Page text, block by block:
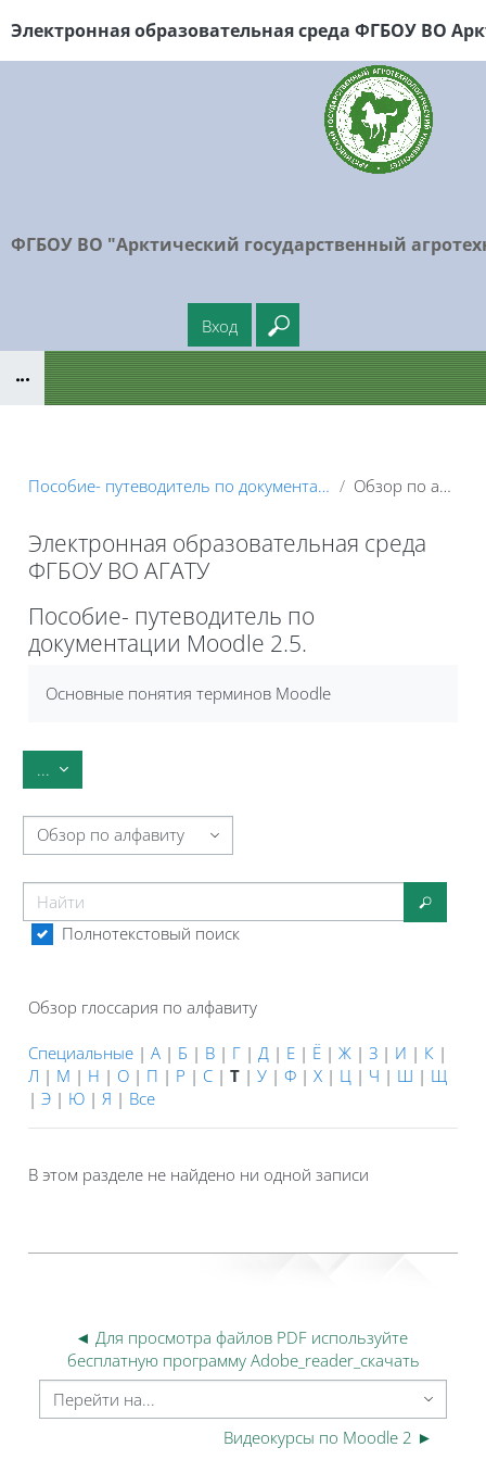
Электронная образовательная среда ФГБОУ ВО
ФГБОУ ВО "Арктический государственный
Введите ваш поисковый
Вход
Пособие- путеводитель по документации Moodle 2.5. Обзор по алфавиту
Электронная образовательная среда
ФГБОУ ВО АГАТУ
Блоки
Пособие- путеводитель по
документации Moodle 2.5.
Основные понятия терминов Moodle
... Экспорт записей
Обзор глоссария по алфавиту
Найти
Найти
Полнотекстовый поиск
Обзор глоссария по алфавиту
Специальные | А | Б | В | Г | Д | Е | Ё | Ж | З | И | К |
Л | М | Н | О | П | Р | С | Т | У | Ф | Х | Ц | Ч | Ш | Щ
| Э | Ю | Я | Все
В этом разделе не найдено ни одной записи
◄ Для просмотра файлов PDF используйте
бесплатную программу Adobe_reader_скачать
Перейти на...
Видеокурсы по Moodle 2 ►